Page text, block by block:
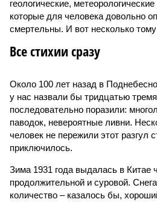
геологические,
которые для человека довольно
смертельны. И вот несколько
Все стихии сразу
Около 100 лет назад в
у нас назвали бы тридцатью
последовательно поразили:
паводок, невероятные ливни.
человек не пережили этот разгул
приключилось.
Зима 1931 года выдалась в Китае
продолжительной и суровой.
количество – казалось бы,